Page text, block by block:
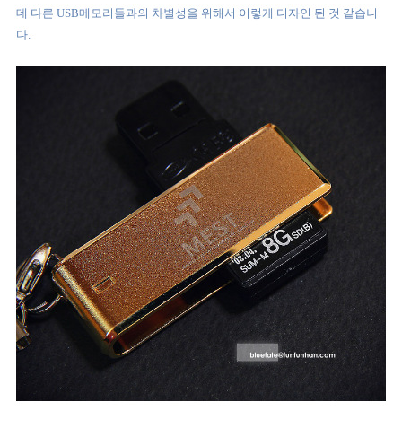
데 다른 USB메모리들과의 차별성을 위해서 이렇게 디자인 된 것 같습니
다.